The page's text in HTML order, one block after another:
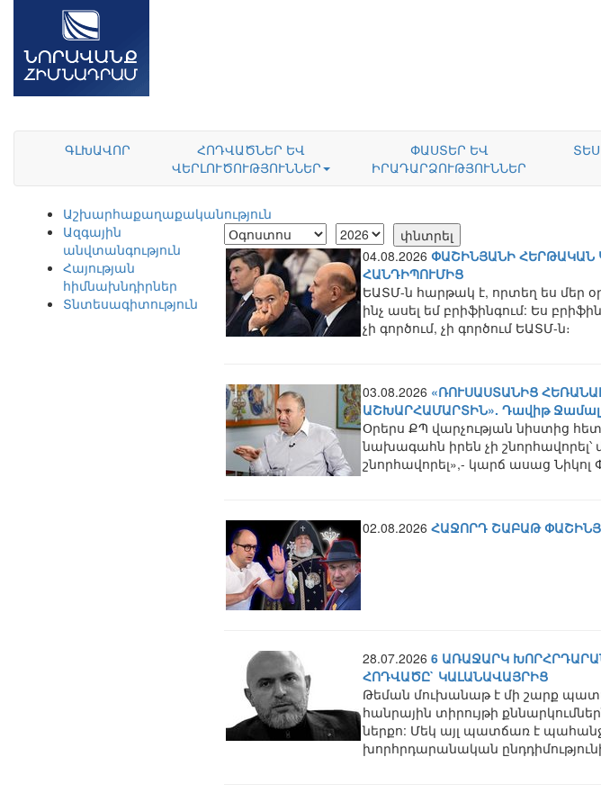
ԳԼԽԱՎՈՐ
ՀՈԴՎԱԾՆԵՐ ԵՎ
ՎԵՐԼՈՒԾՈՒԹՅՈՒՆՆԵՐ
ՓԱՍՏԵՐ ԵՎ
ԻՐԱԴԱՐՁՈՒԹՅՈՒՆՆԵՐ
Աշխարհաքաղաքականություն
Ազգային
անվտանգություն
Հայության
հիմնախնդիրներ
Տնտեսագիտություն
04.08.2026 ՓԱՇԻՆՅԱՆԻ ՀԵՐԹԱԿԱՆ
ՀԱՆԴԻՊՈՒՄԻՑ
ԵԱՏՄ-ն հարթակ է, որտեղ ես մեր
ինչ ասել եմ բրիֆինգում: Ես
չի գործում, չի գործում ԵԱՏՄ-ն։
03.08.2026 «ՌՈՒՍԱՍՏԱՆԻՑ
ԱՇԽԱՐՀԱՄԱՐՏԻՆ». Դավիթ
Օրերս ՔՊ վարչության նիստից
նախագահն իրեն չի
շնորհավորել»,- կարճ ասաց Նիկոլ
02.08.2026 ՀԱՋՈՐԴ ՇԱԲԱԹ
28.07.2026 6 ԱՌԱՋԱՐԿ
ՀՈԴՎԱԾԸ` ԿԱԼԱՆԱՎԱՅՐԻՑ
Թեման մուխանաթ է մի շարք
հանրային տիրույթի
ներքո: Մեկ այլ պատճառ է
խորհրդարանական